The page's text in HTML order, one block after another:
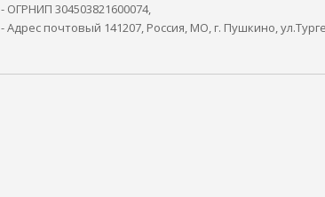
- ОГРНИП 304503821600074,
- Адрес почтовый 141207, Россия, МО, г. Пушкино,